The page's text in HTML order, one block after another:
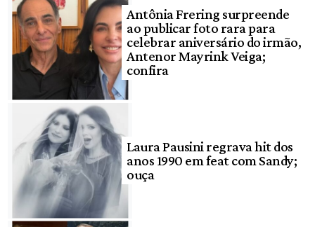
Antônia Frering surpreende
ao publicar foto rara para
celebrar aniversário do irmão,
Antenor Mayrink Veiga;
confira
Laura Pausini regrava hit dos
anos 1990 em feat com Sandy;
ouça